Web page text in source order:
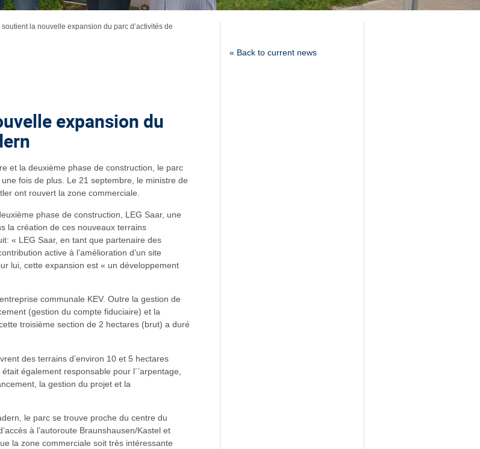
soutient la nouvelle expansion du parc d’activités de
expansion du
et la deuxième phase de construction, le parc
fois de plus. Le 21 septembre, le ministre de
ont rouvert la zone commerciale.
phase de construction, LEG Saar, une
la création de ces nouveaux terrains
« LEG Saar, en tant que partenaire des
active à l’amélioration d’un site
lui, cette expansion est « un développement
communale KEV. Outre la gestion de
(gestion du compte fiduciaire) et la
troisième section de 2 hectares (brut) a duré
des terrains d’environ 10 et 5 hectares
également responsable pour l´’arpentage,
la gestion du projet et la
le parc se trouve proche du centre du
à l’autoroute Braunshausen/Kastel et
la zone commerciale soit très intéressante
« Back to current news